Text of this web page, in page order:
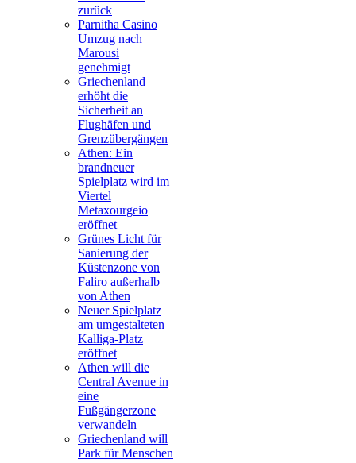
zurück
Parnitha Casino
Umzug nach
Marousi
genehmigt
Griechenland
erhöht die
Sicherheit an
Flughäfen und
Grenzübergängen
Athen: Ein
brandneuer
Spielplatz wird im
Viertel
Metaxourgeio
eröffnet
Grünes Licht für
Sanierung der
Küstenzone von
Faliro außerhalb
von Athen
Neuer Spielplatz
am umgestalteten
Kalliga-Platz
eröffnet
Athen will die
Central Avenue in
eine
Fußgängerzone
verwandeln
Griechenland will
Park für Menschen